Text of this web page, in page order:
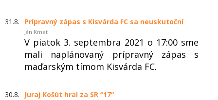
31.8. Prípravný zápas s Kisvárda FC sa neuskutoční
Ján Kmeť
V piatok 3. septembra 2021 o 17:00 sme
mali naplánovaný prípravný zápas s
maďarským tímom Kisvárda FC.
30.8. Juraj Košút hral za SR “17“